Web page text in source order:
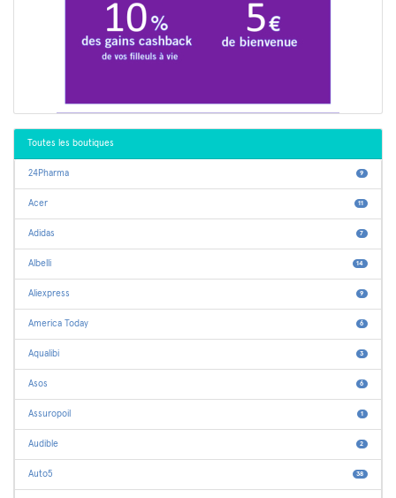
Toutes les boutiques
24Pharma 9
Acer 11
Adidas 7
Albelli 14
Aliexpress 9
America Today 6
Aqualibi 3
Asos 6
Assuropoil 1
Audible 2
Auto5 38